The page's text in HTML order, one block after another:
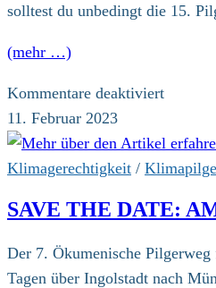
solltest du unbedingt die 15.
(mehr …)
Kommentare deaktiviertfür
in
Vortrag
11. Februar 2023
Klimagerechtigkeit /
SAVE THE DATE:
Der 7. Ökumenische
Tagen über Ingolstadt nach